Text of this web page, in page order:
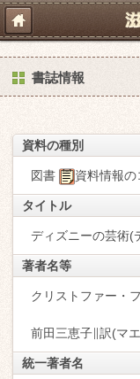
書誌情報
資料の種別
図書 資料情報の
タイトル
ディズニーの芸術(
著者名等
クリストファー・
前田三恵子∥訳(マ
統一著者名